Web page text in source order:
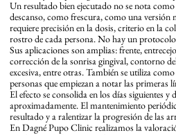
Un resultado bien ejecutado no se nota
descanso, como frescura, como una versión
requiere precisión en la dosis, criterio en la
rostro de cada persona. No hay un
Sus aplicaciones son amplias: frente,
corrección de la sonrisa gingival, contorno
excesiva, entre otras. También se utiliza
personas que empiezan a notar las primeras
El efecto se consolida en los días siguientes y
aproximadamente. El mantenimiento
resultado y a ralentizar la progresión de las
En Dagné Pupo Clinic realizamos la